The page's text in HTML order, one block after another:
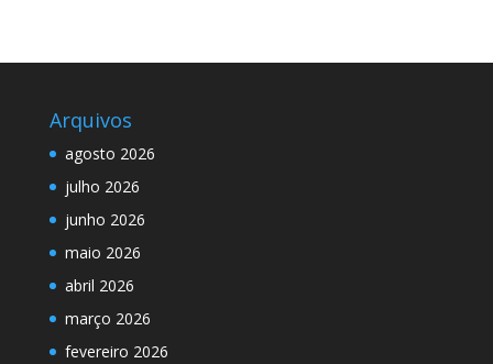
Arquivos
agosto 2026
julho 2026
junho 2026
maio 2026
abril 2026
março 2026
fevereiro 2026